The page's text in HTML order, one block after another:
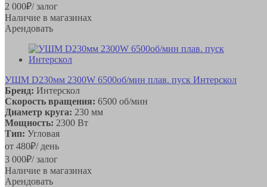
2 000₽/ залог
Наличие в магазинах
Арендовать
УШМ D230мм 2300W 6500об/мин плав. пуск Интерскол
Бренд: Интерскол
Скорость вращения: 6500 об/мин
Диаметр круга: 230 мм
Мощность: 2300 Вт
Тип: Угловая
от 480₽/ день
3 000₽/ залог
Наличие в магазинах
Арендовать